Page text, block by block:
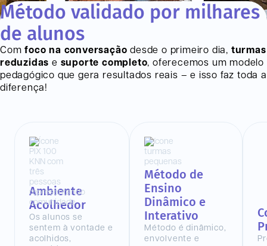
Método validado por milhares
de alunos
Comfoco na conversação desde o primeiro dia, turmas
reduzidas e suporte completo, oferecemos um modelo
pedagógico que gera resultados reais – e isso faz toda a
diferença!
Ambiente
Acolhedor
Os alunos se
sentem à vontade e
acolhidos,
Método de
Ensino
Dinâmico e
Interativo
Método é dinâmico,
envolvente e